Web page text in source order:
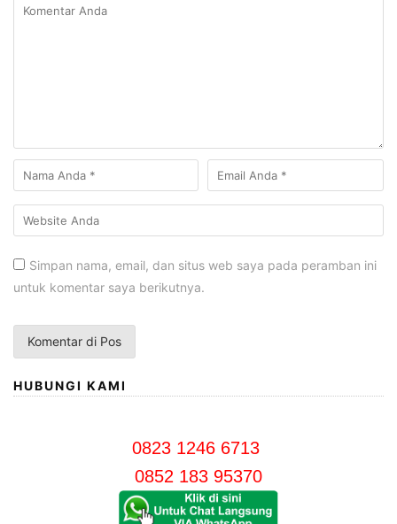
Simpan nama, email, dan situs web saya pada peramban ini
untuk komentar saya berikutnya.
HUBUNGI KAMI
0823 1246 6713
0852 183 95370